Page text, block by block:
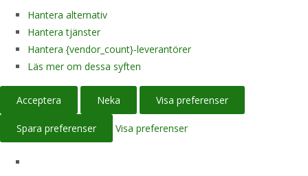
Hantera alternativ
Hantera tjänster
Hantera {vendor_count}-leverantörer
Läs mer om dessa syften
Acceptera Neka Visa preferenser
Spara preferenser Visa preferenser